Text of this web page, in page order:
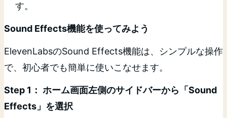
す。
Sound Effects機能を使ってみよう
ElevenLabsのSound Effects機能は、シンプルな操作
で、初心者でも簡単に使いこなせます。
Step 1： ホーム画面左側のサイドバーから「Sound
Effects」を選択